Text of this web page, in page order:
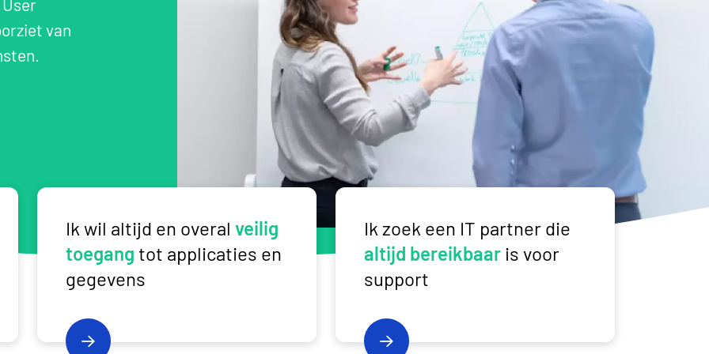
van
de Citrix NetScalerIk wil altijd en overalveilig
toegang tot applicaties en
gegevens
Ik wil altijd en overal <strong>veilig toegang</strong> tot applicaties en gegevens
Ik zoek een IT partner die
altijd bereikbaar is voor
support
Ik zoek een IT partner die <strong>altijd bereikbaar</strong>